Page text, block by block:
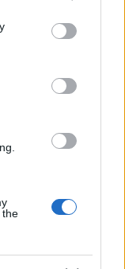
You may click to
party tags to
in below Google
the